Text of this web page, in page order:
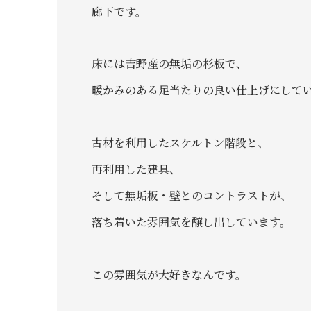
廊下です。
床には吉野産の無垢の杉板で、
暖かみのある足当たりの良い仕上げにして
古材を利用したスケルトン階段と、
再利用した建具、
そして無垢板・壁とのコントラストが、
落ち着いた雰囲気を醸し出しています。
この雰囲気が大好きなんです。